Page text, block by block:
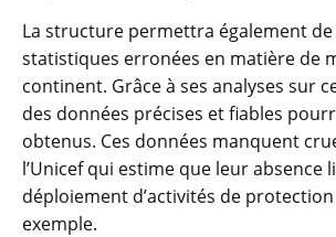
La structure permettra également
statistiques erronées en matière de
continent. Grâce à ses analyses sur
des données précises et fiables
obtenus. Ces données manquent
l’Unicef qui estime que leur absence
déploiement d’activités de
exemple.